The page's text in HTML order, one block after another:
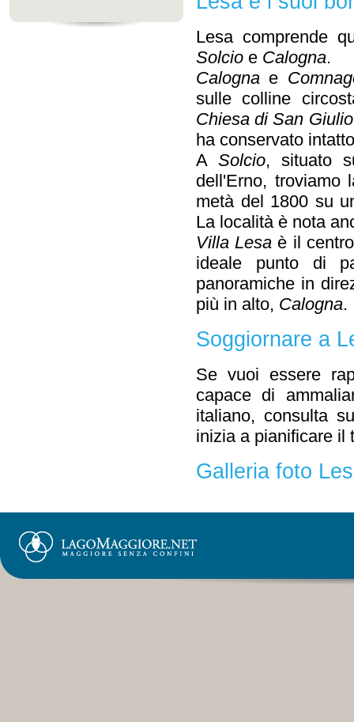
Lesa comprende
Solcio e Calogna.
Calogna e
sulle colline
Chiesa di San Giulio
ha conservato
A Solcio, situato
dell'Erno, troviamo
metà del 1800 su
La località è nota
Villa Lesa è il
ideale punto di
panoramiche in
più in alto, Calogna.
Soggiornare a
Se vuoi essere
capace di
italiano, consulta
inizia a pianificare il
Galleria foto